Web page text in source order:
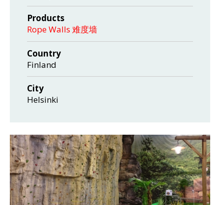
Products
Rope Walls 难度墙
Country
Finland
City
Helsinki